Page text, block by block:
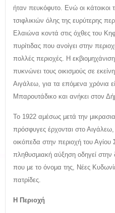
ήταν πευκόφυτο. Ενώ οι κάτοικοι
τσιφλικιών όλης της ευρύτερης
Ελαιώνα κοντά στις όχθες του
πυρίτιδας που ανοίγει στην
πολλές περιοχές. Η
πυκνώνει τους οικισμούς σε
Αιγάλεω, για τα επόμενα χρόνια
Μπαρουτάδικο και ανήκει στον
Το 1922 αμέσως μετά την
πρόσφυγες έρχονται στο Αιγάλεω,
οικόπεδα στην περιοχή του
πληθυσμιακή αύξηση οδηγεί στην
που με το όνομα της, Νέες
πατρίδες.
Η Περιοχή